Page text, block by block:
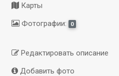
Карты
Фотографии:
0
Редактировать описание
Добавить фото